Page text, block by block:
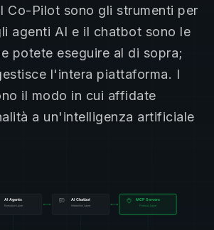
Co-Pilot sono gli strumenti per
agenti AI e il chatbot sono le
potete eseguire al di sopra;
l'intera piattaforma. I
il modo in cui affidate
a un'intelligenza artificiale